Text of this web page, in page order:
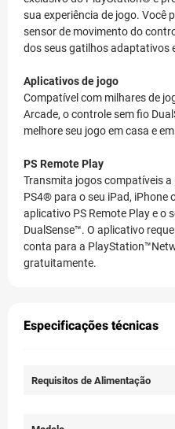
sua experiência de jogo. Você
sensor de movimento do
dos seus gatilhos adaptativos
Aplicativos de jogo
Compatível com milhares de
Arcade, o controle sem fio
melhore seu jogo em casa e
PS Remote Play
Transmita jogos compatíveis
PS4® para o seu iPad, iPhone
aplicativo PS Remote Play e o
DualSense™. O aplicativo
conta para a
gratuitamente.
Especificações técnicas
Requisitos de Alimentação